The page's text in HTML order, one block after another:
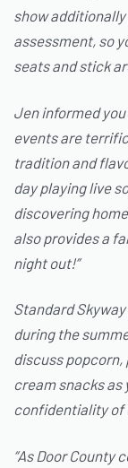
show
assessment, so
seats and stick
Jen informed you
events are
tradition and
day playing live
discovering
also provides a
night out!”
Standard
during the
discuss
cream snacks as
confidentiality of
“As Door County